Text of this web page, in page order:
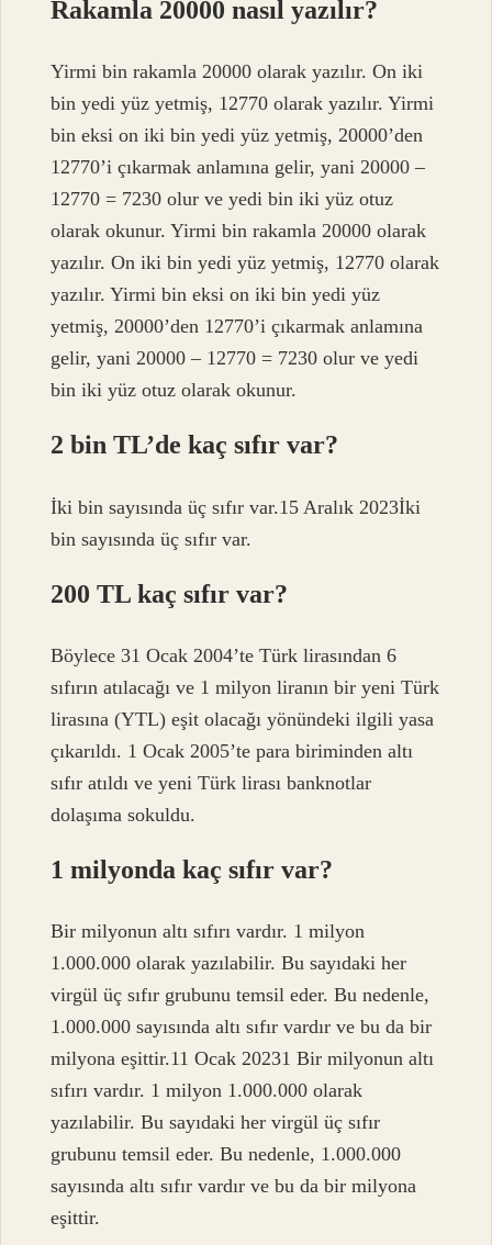
Rakamla 20000 nasıl yazılır?
Yirmi bin rakamla 20000 olarak yazılır. On iki
bin yedi yüz yetmiş, 12770 olarak yazılır. Yirmi
bin eksi on iki bin yedi yüz yetmiş, 20000’den
12770’i çıkarmak anlamına gelir, yani 20000 –
12770 = 7230 olur ve yedi bin iki yüz otuz
olarak okunur. Yirmi bin rakamla 20000 olarak
yazılır. On iki bin yedi yüz yetmiş, 12770 olarak
yazılır. Yirmi bin eksi on iki bin yedi yüz
yetmiş, 20000’den 12770’i çıkarmak anlamına
gelir, yani 20000 – 12770 = 7230 olur ve yedi
bin iki yüz otuz olarak okunur.
2 bin TL’de kaç sıfır var?
İki bin sayısında üç sıfır var.15 Aralık 2023İki
bin sayısında üç sıfır var.
200 TL kaç sıfır var?
Böylece 31 Ocak 2004’te Türk lirasından 6
sıfırın atılacağı ve 1 milyon liranın bir yeni Türk
lirasına (YTL) eşit olacağı yönündeki ilgili yasa
çıkarıldı. 1 Ocak 2005’te para biriminden altı
sıfır atıldı ve yeni Türk lirası banknotlar
dolaşıma sokuldu.
1 milyonda kaç sıfır var?
Bir milyonun altı sıfırı vardır. 1 milyon
1.000.000 olarak yazılabilir. Bu sayıdaki her
virgül üç sıfır grubunu temsil eder. Bu nedenle,
1.000.000 sayısında altı sıfır vardır ve bu da bir
milyona eşittir.11 Ocak 20231 Bir milyonun altı
sıfırı vardır. 1 milyon 1.000.000 olarak
yazılabilir. Bu sayıdaki her virgül üç sıfır
grubunu temsil eder. Bu nedenle, 1.000.000
sayısında altı sıfır vardır ve bu da bir milyona
eşittir.